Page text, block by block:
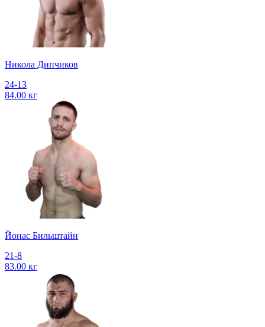
Никола Дипчиков
24-13
84.00 кг
Йонас Бильштайн
21-8
83.00 кг